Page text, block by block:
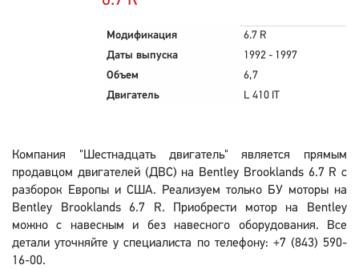
Модификация
6.7 R
Даты выпуска
1992 - 1997
Объем
6,7
Двигатель
L 410 IT
Компания "Шестнадцать двигатель" является прямым
продавцом двигателей (ДВС) на Bentley Brooklands 6.7 R с
разборок Европы и США. Реализуем только БУ моторы на
Bentley Brooklands 6.7 R. Приобрести мотор на Bentley
можно с навесным и без навесного оборудования. Все
детали уточняйте у специалиста по телефону: +7 (843) 590-
16-00.